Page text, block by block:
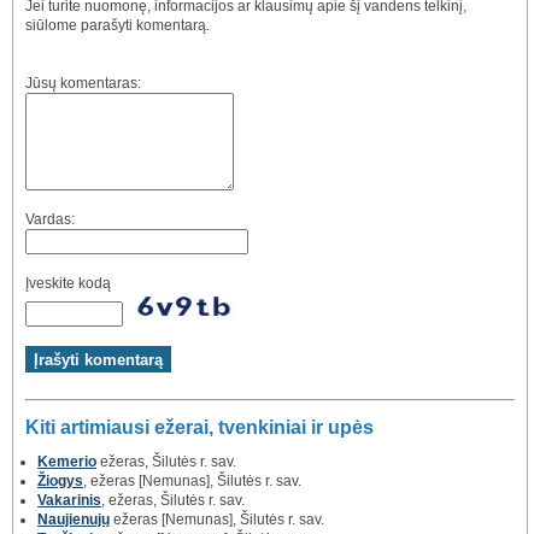
Jei turite nuomonę, informacijos ar klausimų apie šį vandens telkinį,
siūlome parašyti komentarą.
Jūsų komentaras:
Vardas:
Įveskite kodą
Kiti artimiausi ežerai, tvenkiniai ir upės
Kemerio ežeras, Šilutės r. sav.
Žiogys , ežeras [Nemunas], Šilutės r. sav.
Vakarinis , ežeras, Šilutės r. sav.
Naujienujų ežeras [Nemunas], Šilutės r. sav.